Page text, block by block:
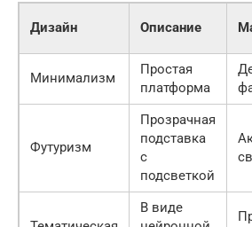
Дизайн Описание
Минимализм
Простая
платформа
Футуризм
Прозрачная
подставка
с
подсветкой
В виде